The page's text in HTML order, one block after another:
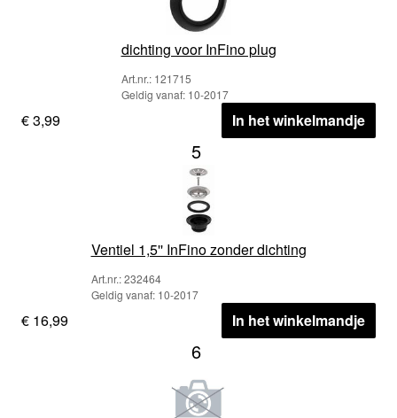
dichting voor InFino plug
Art.nr.: 121715
Geldig vanaf: 10-2017
€ 3,99 In het winkelmandje
5
Ventiel 1,5'' InFino zonder dichting
Art.nr.: 232464
Geldig vanaf: 10-2017
€ 16,99 In het winkelmandje
6